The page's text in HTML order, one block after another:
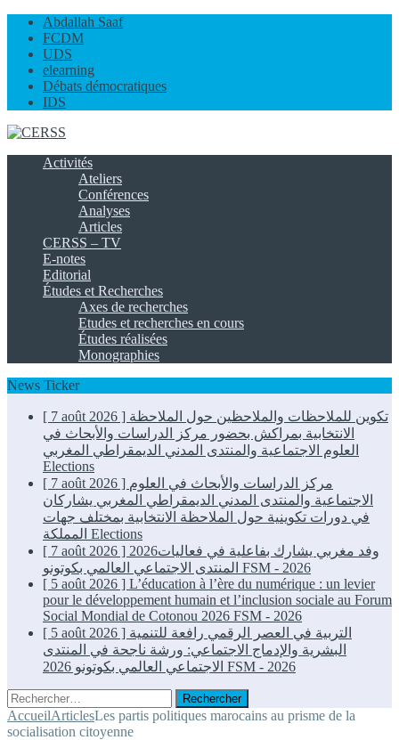
Abdallah Saaf
FCDM
UDS
elearning
Débats démocratiques
IDS
Activités
Ateliers
Conférences
Analyses
Articles
CERSS – TV
E-notes
Editorial
Études et Recherches
Axes de recherches
Etudes et recherches en cours
Études réalisées
Monographies
News Ticker
[ 7 août 2026 ] تكوين للملاحظات والملاحظين حول الملاحظة
الانتخابية بمراكش بحضور مركز الدراسات والأبحاث في
العلوم الاجتماعية والمنتدى المدني الديمقراطي المغربي
Elections
[ 7 août 2026 ] مركز الدراسات والأبحاث في العلوم
الاجتماعية والمنتدى المدني الديمقراطي المغربي يشاركان
في دورات تكوينية حول الملاحظة الانتخابية بمختلف جهات
Elections
[ 7 août 2026 ] 2026وفد مغربي يشارك بفاعلية في فعاليات
FSM - 2026
[ 5 août 2026 ] L’éducation à l’ère du numérique : un levier
pour le développement humain et l’inclusion sociale au Forum
Social Mondial de Cotonou 2026 FSM - 2026
[ 5 août 2026 ] التربية في العصر الرقمي رافعة للتنمية
البشرية والإدماج الاجتماعي: ورشة ناجحة في المنتدى
FSM - 2026
Rechercher :
AccueilArticlesLes partis politiques marocains au prisme de la
socialisation citoyenne